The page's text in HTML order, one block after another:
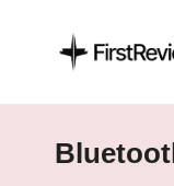
F
ir
&